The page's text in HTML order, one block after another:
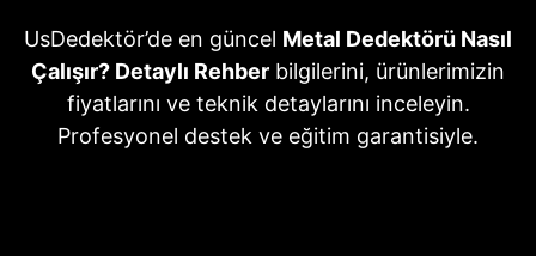
UsDedektör’de en güncel Metal Dedektörü Nasıl
Çalışır? Detaylı Rehber bilgilerini, ürünlerimizin
fiyatlarını ve teknik detaylarını inceleyin.
Profesyonel destek ve eğitim garantisiyle.